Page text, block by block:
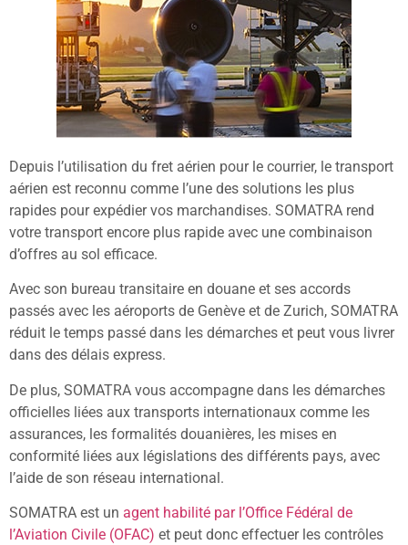
Depuis l’utilisation du fret aérien pour le courrier, le transport
aérien est reconnu comme l’une des solutions les plus
rapides pour expédier vos marchandises. SOMATRA rend
votre transport encore plus rapide avec une combinaison
d’offres au sol efficace.
Avec son bureau transitaire en douane et ses accords
passés avec les aéroports de Genève et de Zurich, SOMATRA
réduit le temps passé dans les démarches et peut vous livrer
dans des délais express.
De plus, SOMATRA vous accompagne dans les démarches
officielles liées aux transports internationaux comme les
assurances, les formalités douanières, les mises en
conformité liées aux législations des différents pays, avec
l’aide de son réseau international.
SOMATRA est un agent habilité par l’Office Fédéral de
l’Aviation Civile (OFAC) et peut donc effectuer les contrôles